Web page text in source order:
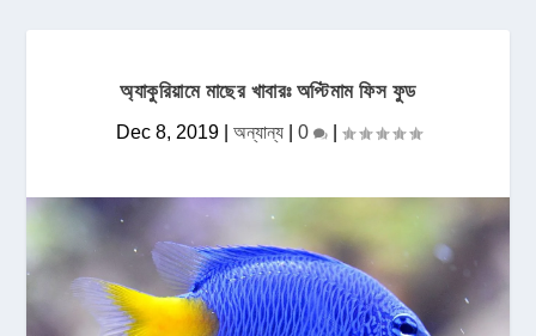
অ্যাকুরিয়ামে মাছের খাবারঃ অপ্টিমাম ফিস ফুড
Dec 8, 2019| অন্যান্য| 0 |